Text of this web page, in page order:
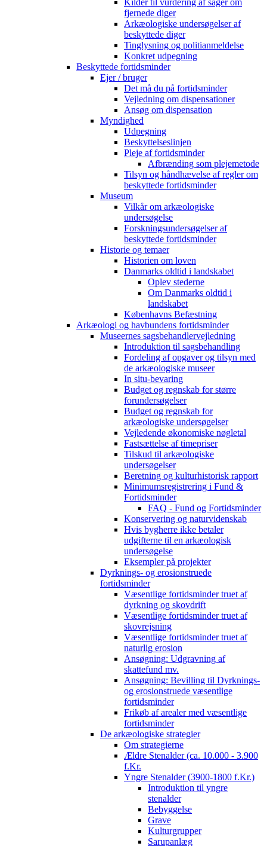
Kilder til vurdering af sager om
fjernede diger
Arkæologiske undersøgelser af
beskyttede diger
Tinglysning og politianmeldelse
Konkret udpegning
Beskyttede fortidsminder
Ejer / bruger
Det må du på fortidsminder
Vejledning om dispensationer
Ansøg om dispensation
Myndighed
Udpegning
Beskyttelseslinjen
Pleje af fortidsminder
Afbrænding som plejemetode
Tilsyn og håndhævelse af regler om
beskyttede fortidsminder
Museum
Vilkår om arkæologiske
undersøgelse
Forskningsundersøgelser af
beskyttede fortidsminder
Historie og temaer
Historien om loven
Danmarks oldtid i landskabet
Oplev stederne
Om Danmarks oldtid i
landskabet
Københavns Befæstning
Arkæologi og havbundens fortidsminder
Museernes sagsbehandlervejledning
Introduktion til sagsbehandling
Fordeling af opgaver og tilsyn med
de arkæologiske museer
In situ-bevaring
Budget og regnskab for større
forundersøgelser
Budget og regnskab for
arkæologiske undersøgelser
Vejledende økonomiske nøgletal
Fastsættelse af timepriser
Tilskud til arkæologiske
undersøgelser
Beretning og kulturhistorisk rapport
Minimumsregistrering i Fund &
Fortidsminder
FAQ - Fund og Fortidsminder
Konservering og naturvidenskab
Hvis bygherre ikke betaler
udgifterne til en arkæologisk
undersøgelse
Eksempler på projekter
Dyrknings- og erosionstruede
fortidsminder
Væsentlige fortidsminder truet af
dyrkning og skovdrift
Væsentlige fortidsminder truet af
skovrejsning
Væsentlige fortidsminder truet af
naturlig erosion
Ansøgning: Udgravning af
skattefund mv.
Ansøgning: Bevilling til Dyrknings-
og erosionstruede væsentlige
fortidsminder
Frikøb af arealer med væsentlige
fortidsminder
De arkæologiske strategier
Om strategierne
Ældre Stenalder (ca. 10.000 - 3.900
f.Kr.
Yngre Stenalder (3900-1800 f.Kr.)
Introduktion til yngre
stenalder
Bebyggelse
Grave
Kulturgrupper
Sarupanlæg